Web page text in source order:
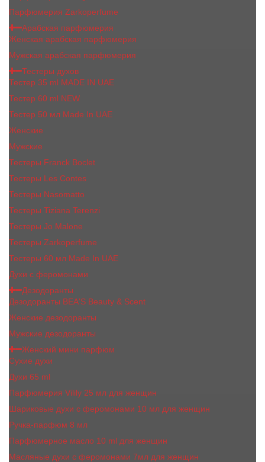
Парфюмерия Zarkoperfume
Арабская парфюмерия
Женская арабская парфюмерия
Мужская арабская парфюмерия
Тестеры духов
Тестер 35 ml MADE IN UAE
Тестер 60 ml NEW
Тестер 50 мл Made In UAE
Женские
Мужские
Тестеры Franck Boclet
Тестеры Les Contes
Тестеры Nasomatto
Тестеры Tiziana Terenzi
Тестеры Jо Malоnе
Тестеры Zarkoperfume
Тестеры 60 мл Made In UAE
Духи с феромонами
Дезодоранты
Дезодоранты BEA'S Beauty & Scent
Женские дезодоранты
Мужские дезодоранты
Женский мини парфюм
Сухие духи
Духи 65 ml
Парфюмерия Vilily 25 мл для женщин
Шариковые духи с феромонами 10 мл для женщин
Ручка-парфюм 8 мл
Парфюмерное масло 10 ml для женщин
Масляные духи c феромонами 7мл для женщин